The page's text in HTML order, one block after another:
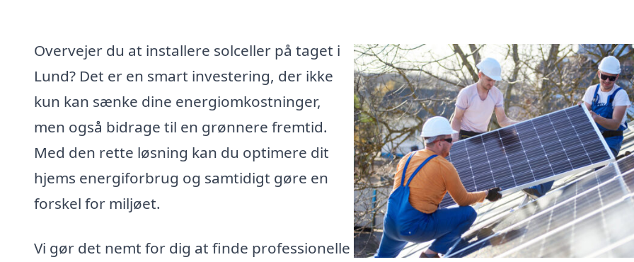
Overvejer du at installere solceller på taget i
Lund? Det er en smart investering, der ikke
kun kan sænke dine energiomkostninger,
men også bidrage til en grønnere fremtid.
Med den rette løsning kan du optimere dit
hjems energiforbrug og samtidigt gøre en
forskel for miljøet.
Vi gør det nemt for dig at finde professionelle